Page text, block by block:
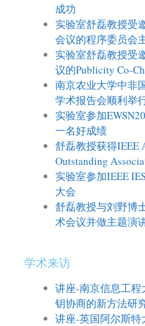
成功
实验室舒磊教授受
会议的程序委员会
实验室舒磊教授受
议的Publicity Co-
南京农业大学中非
学术报告会顺利举
实验室参加
一名好成绩
舒磊教授获得IEEE
Outstanding
实验室参加IEEE
大会
舒磊教授与刘野博
术会议并做主题演
学术来访
讲座-南京信息工
钥协商的新方法研
讲座-英国阿尔斯特